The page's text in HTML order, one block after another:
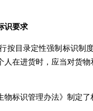
识要求
按目录定性强制标识制
人在进货时，应当对货
物标识管理办法》制定